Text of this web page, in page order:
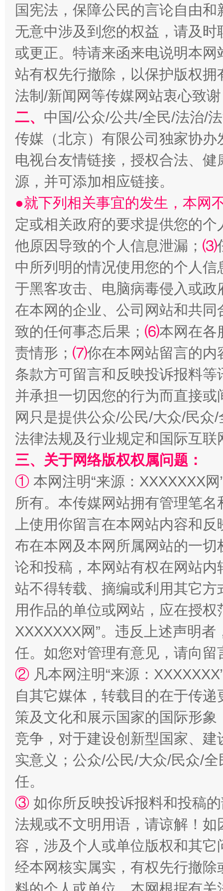
受贿1.44亿！段成刚被判无期 从幼
全民健身五年计划来了！等你上场
阿坝州三大球赛在茂县开幕 规模
国家大学科技园优化重塑工作
国宪法，保障公民的言论自由
无意中涉及到您的权益，请及
或更正。特请来函来电说明本
站有权先行撤除，以保护版权
法制/新闻网等传媒网站衷心致
二、 中国/公众/公共/全民/法治/
传媒（北京）有限公司独家协
电视台友情链接，授权合法、
源，并可添加相应链接。
●就下列相关事宜的发生，本网
定或相关政府的要求提供您的个
他原因导致的个人信息泄漏； ⑶
中所列明的情况使用您的个人
于黑客攻击、电脑病毒侵入或
在本网的企业、公司网站和共
致的任何事态后果； ⑹本网在各
责情形； ⑺你在本网站留言的内
条款方可留言和反映投诉报料
并承担一切因您的行为而直接
网只是提供公众/公民/大众/民
法律法规及行业规定和国际互
三、关于网络版权权属问题：
① 本网注明“来源：XXXXXXX
所有。本传媒网站拥有管理笔
上使用你留言在本网站内容和
布在本网及本网所属网站的一
论和投稿，本网站有权在网站
站不得转载、摘编或利用其它
用作品的单位或网站，应在授
XXXXXXX网”。违反上述声明
任。如您对管理有意见，请向
② 凡本网注明“来源：
自其它媒体，转载目的在于传
策及文化和展示国家的国际形
竞争，对于建设创新型国家、
实意义；公众/公民/大众/民众/
任。
③ 如你所反映投诉报料和投稿
法规或不文明用语，请谅解！
容，涉及个人或单位版权和其它
经本网核实属实，有权先行撤